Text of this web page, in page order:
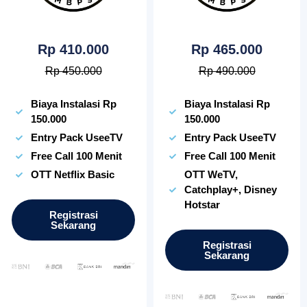
Rp 410.000
Rp 450.000
Biaya Instalasi Rp
150.000
Entry Pack UseeTV
Free Call 100 Menit
OTT Netflix Basic
Registrasi
Sekarang
Rp 465.000
Rp 490.000
Biaya Instalasi Rp
150.000
Entry Pack UseeTV
Free Call 100 Menit
OTT WeTV,
Catchplay+, Disney
Hotstar
Registrasi
Sekarang